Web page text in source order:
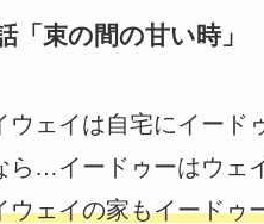
「束の間の甘い時」
ウェイは自宅にイード
ら…イードゥーはウェ
ウェイの家もイードゥ